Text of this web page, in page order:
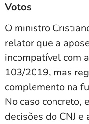
Votos
O ministro
relator que a
incompatível com
103/2019, mas
complemento na
No caso concreto,
decisões do CNJ